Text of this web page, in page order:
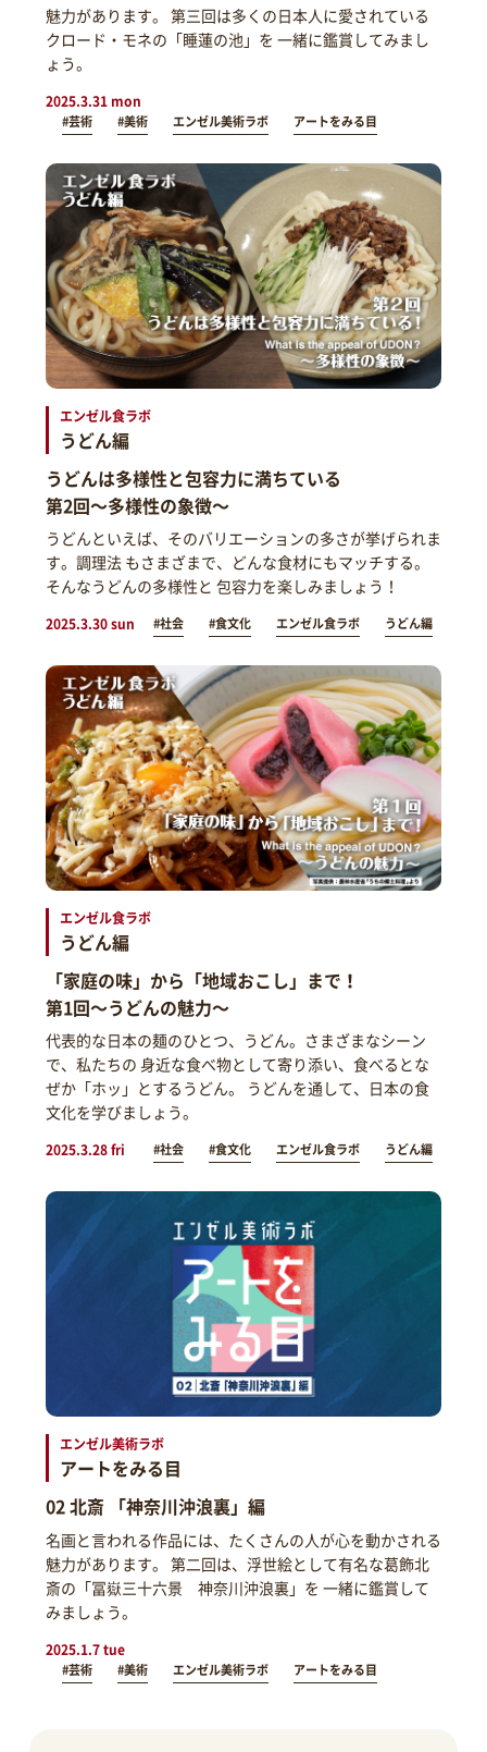
魅力があります。 第三回は多くの日本人に愛されている
クロード・モネの「睡蓮の池」を 一緒に鑑賞してみまし
ょう。
2025.3.31 mon
#芸術 #美術 エンゼル美術ラボ アートをみる目
エンゼル食ラボ
うどん編
うどんは多様性と包容力に満ちている
第2回～多様性の象徴～
うどんといえば、そのバリエーションの多さが挙げられま
す。調理法 もさまざまで、どんな食材にもマッチする。
そんなうどんの多様性と 包容力を楽しみましょう！
2025.3.30 sun #社会 #食文化 エンゼル食ラボ うどん編
エンゼル食ラボ
うどん編
「家庭の味」から「地域おこし」まで！
第1回～うどんの魅力～
代表的な日本の麺のひとつ、うどん。さまざまなシーン
で、私たちの 身近な食べ物として寄り添い、食べるとな
ぜか「ホッ」とするうどん。 うどんを通して、日本の食
文化を学びましょう。
2025.3.28 fri #社会 #食文化 エンゼル食ラボ うどん編
エンゼル美術ラボ
アートをみる目
02 北斎 「神奈川沖浪裏」編
名画と言われる作品には、たくさんの人が心を動かされる
魅力があります。 第二回は、浮世絵として有名な葛飾北
斎の「冨嶽三十六景 神奈川沖浪裏」を 一緒に鑑賞して
みましょう。
2025.1.7 tue
#芸術 #美術 エンゼル美術ラボ アートをみる目